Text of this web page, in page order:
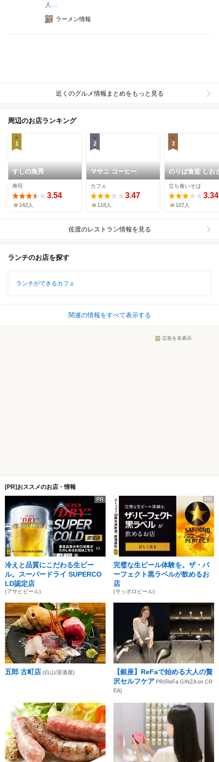
人...
ラーメン情報
近くのグルメ情報まとめをもっと見る
周辺のお店ランキング
1
すしの魚秀
寿司
3.54
142人
2
マサニ コーヒー
カフェ
3.47
118人
3
のりば食堂 しお
両津店
立ち食いそば
3.34
107人
佐渡のレストラン情報を見る
ランチのお店を探す
ランチができるカフェ
関連の情報をすべて表示する
広告を非表示
[PR]おススメのお店・情報
PR
冷えと品質にこだわる生ビー
ル。スーパードライ SUPERCO
LD認定店
(アサヒビール)
PR
完璧な生ビール体験を。ザ・パ
ーフェクト黒ラベルが飲めるお
店
(サッポロビール)
五郎 古町店 (白山/居酒屋)
【銀座】ReFaで始める大人の贅
沢セルフケア PR(ReFa GINZA on CR
EA)